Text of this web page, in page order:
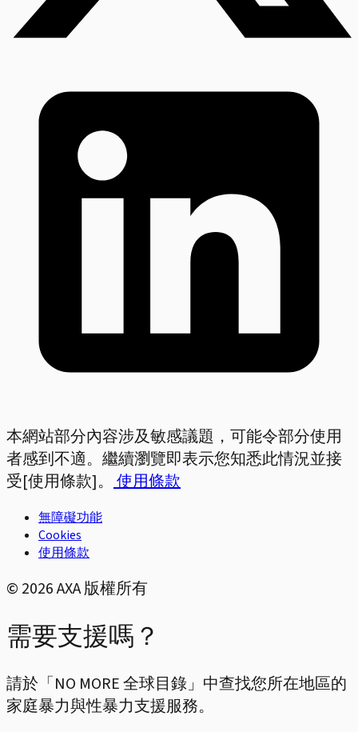
本網站部分內容涉及敏感議題，可能令部分使用
者感到不適。繼續瀏覽即表示您知悉此情況並接
受[使用條款]。
使用條款
無障礙功能
Cookies
使用條款
© 2026AXA 版權所有
需要支援嗎？
請於「NO MORE 全球目錄」中查找您所在地區的
家庭暴力與性暴力支援服務。